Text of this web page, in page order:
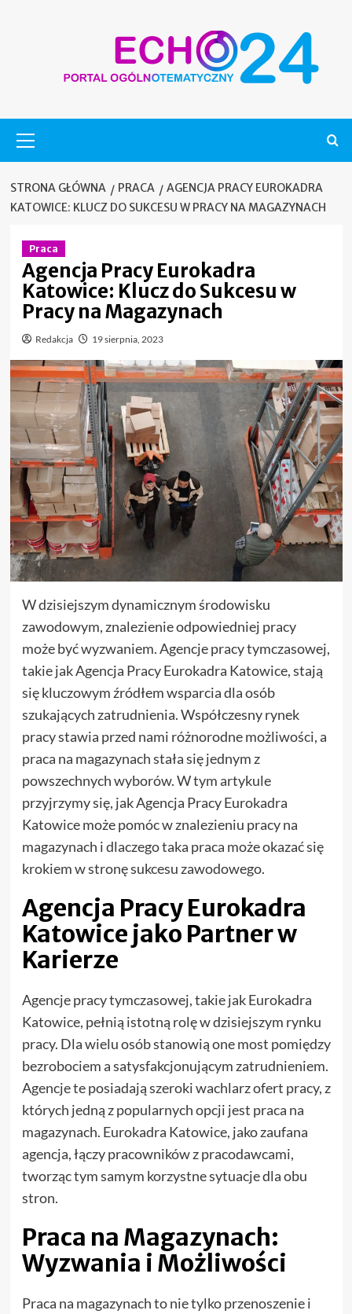
główne
STRONA GŁÓWNA PRACA
AGENCJA PRACY EUROKADRA
KATOWICE: KLUCZ DO SUKCESU W PRACY NA MAGAZYNACH
Praca
Agencja Pracy Eurokadra
Katowice: Klucz do Sukcesu w
Pracy na Magazynach
Redakcja 19 sierpnia, 2023
W dzisiejszym dynamicznym środowisku
zawodowym, znalezienie odpowiedniej pracy
może być wyzwaniem. Agencje pracy tymczasowej,
takie jak Agencja Pracy Eurokadra Katowice, stają
się kluczowym źródłem wsparcia dla osób
szukających zatrudnienia. Współczesny rynek
pracy stawia przed nami różnorodne możliwości, a
praca na magazynach stała się jednym z
powszechnych wyborów. W tym artykule
przyjrzymy się, jak Agencja Pracy Eurokadra
Katowice może pomóc w znalezieniu pracy na
magazynach i dlaczego taka praca może okazać się
krokiem w stronę sukcesu zawodowego.
Agencja Pracy Eurokadra
Katowice jako Partner w
Karierze
Agencje pracy tymczasowej, takie jak Eurokadra
Katowice, pełnią istotną rolę w dzisiejszym rynku
pracy. Dla wielu osób stanowią one most pomiędzy
bezrobociem a satysfakcjonującym zatrudnieniem.
Agencje te posiadają szeroki wachlarz ofert pracy, z
których jedną z popularnych opcji jest praca na
magazynach. Eurokadra Katowice, jako zaufana
agencja, łączy pracowników z pracodawcami,
tworząc tym samym korzystne sytuacje dla obu
stron.
Praca na Magazynach:
Wyzwania i Możliwości
Praca na magazynach to nie tylko przenoszenie i